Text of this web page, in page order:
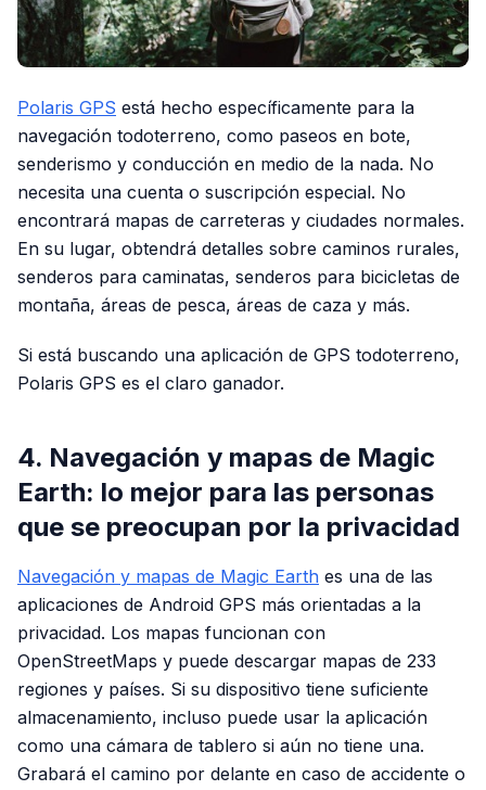
Polaris GPS está hecho específicamente para la
navegación todoterreno, como paseos en bote,
senderismo y conducción en medio de la nada. No
necesita una cuenta o suscripción especial. No
encontrará mapas de carreteras y ciudades normales.
En su lugar, obtendrá detalles sobre caminos rurales,
senderos para caminatas, senderos para bicicletas de
montaña, áreas de pesca, áreas de caza y más.
Si está buscando una aplicación de GPS todoterreno,
Polaris GPS es el claro ganador.
4. Navegación y mapas de Magic
Earth: lo mejor para las personas
que se preocupan por la privacidad
Navegación y mapas de Magic Earth es una de las
aplicaciones de Android GPS más orientadas a la
privacidad. Los mapas funcionan con
OpenStreetMaps y puede descargar mapas de 233
regiones y países. Si su dispositivo tiene suficiente
almacenamiento, incluso puede usar la aplicación
como una cámara de tablero si aún no tiene una.
Grabará el camino por delante en caso de accidente o